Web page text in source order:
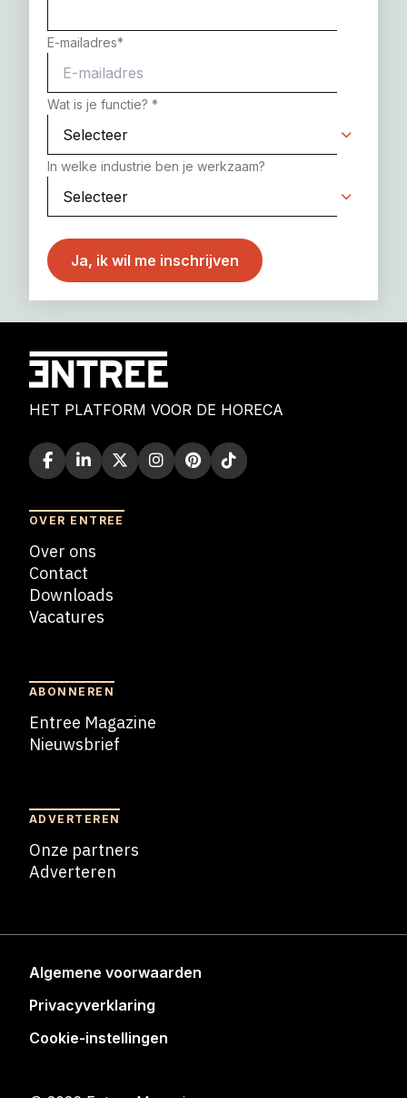
E-mailadres*
Wat is je functie? *
In welke industrie ben je werkzaam?
HET PLATFORM VOOR DE HORECA
OVER ENTREE
Over ons
Contact
Downloads
Vacatures
ABONNEREN
Entree Magazine
Nieuwsbrief
ADVERTEREN
Onze partners
Adverteren
Algemene voorwaarden
Privacyverklaring
Cookie-instellingen